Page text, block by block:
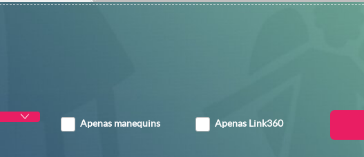
Apenas manequins Apenas Link360